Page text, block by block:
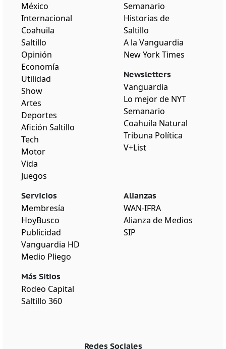
México
Internacional
Coahuila
Saltillo
Opinión
Economía
Utilidad
Show
Artes
Deportes
Afición Saltillo
Tech
Motor
Vida
Juegos
Semanario
Historias de
Saltillo
A la Vanguardia
New York Times
Newsletters
Vanguardia
Lo mejor de NYT
Semanario
Coahuila Natural
Tribuna Política
V+List
Servicios
Membresía
HoyBusco
Publicidad
Vanguardia HD
Medio Pliego
Más Sitios
Rodeo Capital
Saltillo 360
Alianzas
WAN-IFRA
Alianza de Medios
SIP
Redes Sociales